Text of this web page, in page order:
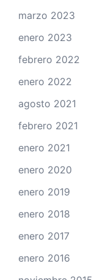
marzo 2023
enero 2023
febrero 2022
enero 2022
agosto 2021
febrero 2021
enero 2021
enero 2020
enero 2019
enero 2018
enero 2017
enero 2016